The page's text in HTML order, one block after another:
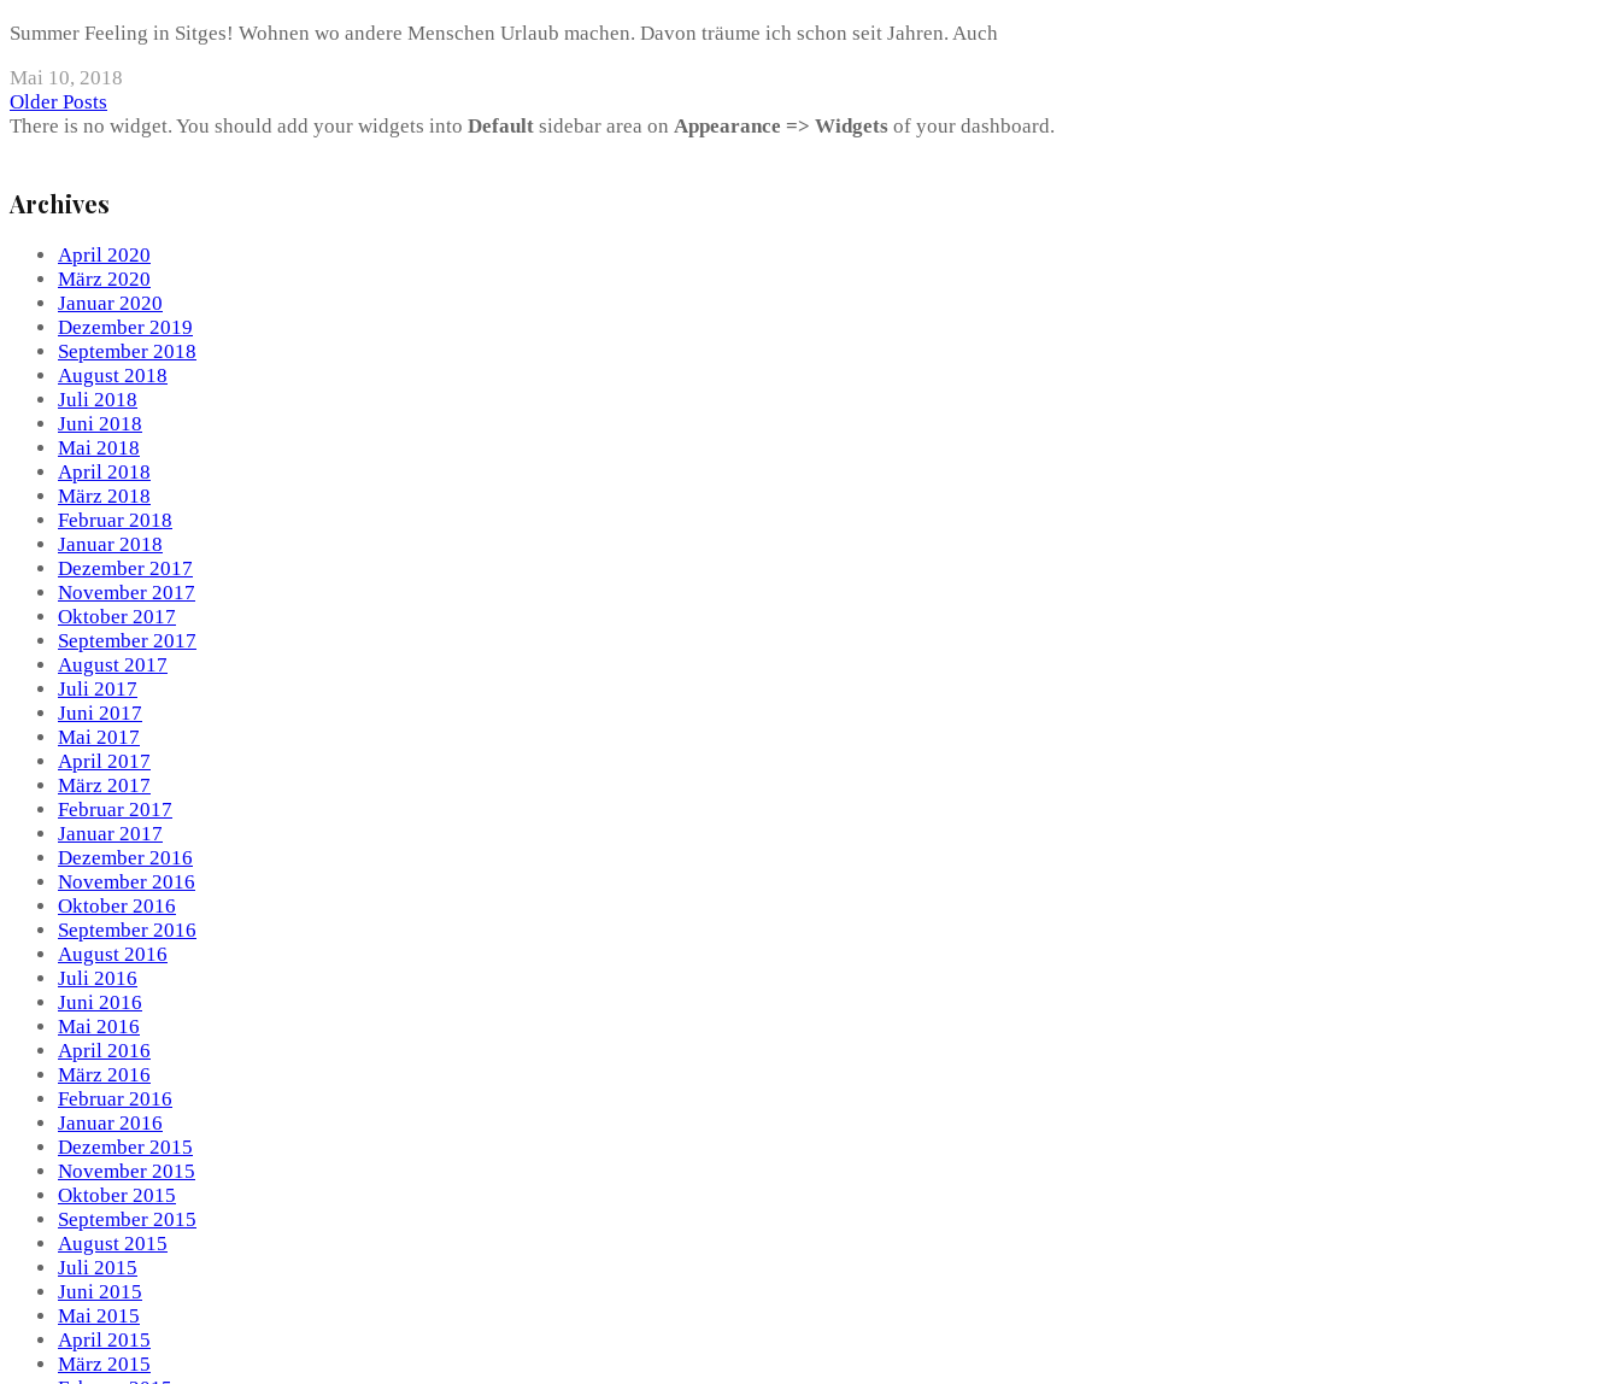
Summer Feeling in Sitges! Wohnen wo andere Menschen Urlaub machen. Davon träume ich schon seit Jahren. Auch
Mai 10, 2018
Older Posts
There is no widget. You should add your widgets into Default sidebar area on Appearance => Widgets of your dashboard.
Archives
April 2020
März 2020
Januar 2020
Dezember 2019
September 2018
August 2018
Juli 2018
Juni 2018
Mai 2018
April 2018
März 2018
Februar 2018
Januar 2018
Dezember 2017
November 2017
Oktober 2017
September 2017
August 2017
Juli 2017
Juni 2017
Mai 2017
April 2017
März 2017
Februar 2017
Januar 2017
Dezember 2016
November 2016
Oktober 2016
September 2016
August 2016
Juli 2016
Juni 2016
Mai 2016
April 2016
März 2016
Februar 2016
Januar 2016
Dezember 2015
November 2015
Oktober 2015
September 2015
August 2015
Juli 2015
Juni 2015
Mai 2015
April 2015
März 2015